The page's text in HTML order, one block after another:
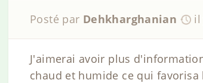
Posté par Dehkharghanian il
J'aimerai avoir plus
chaud et humide ce qui